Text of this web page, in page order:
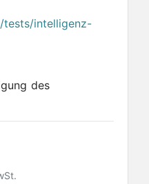
tests/intelligenz-
des